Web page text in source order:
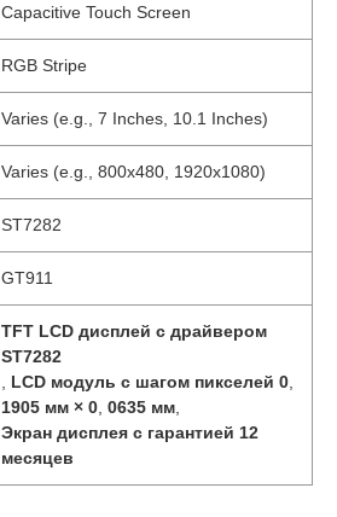
Capacitive Touch Screen
RGB Stripe
Varies (e.g., 7 Inches, 10.1 Inches)
Varies (e.g., 800x480, 1920x1080)
ST7282
GT911
TFT LCD дисплей с драйвером
ST7282
LCD модуль с шагом пикселей 0
1905 мм × 0 ,0635 мм
Экран дисплея с гарантией 12
месяцев